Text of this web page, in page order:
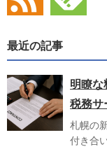
最近の記事
明瞭な
税務サ
札幌の
付き合